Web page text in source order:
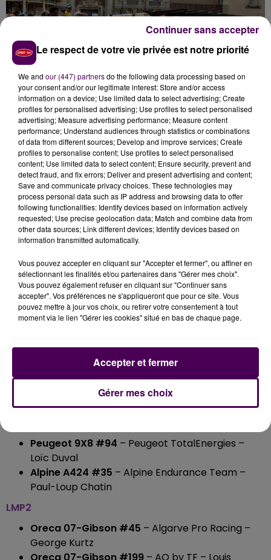
DIX-NEUF VOITURES VISIBLES SUR LE
ROULAGE
Porsche 963 #5– Porsche Penske Motorsport –
Nico Müller
Toyota GR010 Hybrid #7– Toyota Gazoo Racing
– Kamui Kobayashi
– Aston Martin Thor
Cadillac V-Series.R #12 – Cadillac Hertz Team
Jota – Sébastien Bourdais
BMW M Hybrid V8 #20
Giovinazzi
Peugeot 9X8 #94 – Peugeot TotalEnergies –
Loïc Duval
Alpine A424 #35 – Alpine Endurance Team –
Paul-Loup Chatin
LMP2
Oreca 07-Gibson #45 – Algarve Pro Racing –
George Kurtz
Le respect de votre vie privée est notre priorité
We and our (447) partnersdo the following data processing based on
your consent and/or our legitimate interest: Store and/or access
information on a device; Use limited data to select advertising; Create
profiles for personalised advertising; Use profiles to select personalised
advertising; Measure advertising performance; Measure content
performance; Understand audiences through statistics or combinations
of data from different sources; Develop and improve services; Create
profiles to personalise content; Use profiles to select personalised
content; Use limited data to select content; Ensure security, prevent and
detect fraud, and fix errors; Deliver and present advertising and content;
Save and communicate privacy choices. These technologies may
process personal data such as IP address and browsing data to offer
following functionalities: Identify devices based on information actively
requested; Use precise geolocation data; Match and combine data from
other data sources; Link different devices; Identify devices based on
information transmitted automatically.
Vous pouvez accepter en cliquant sur "Accepter et fermer", ou affiner en
sélectionnant les finalités et/ou partenaires dans "Gérer mes choix".
Vous pouvez également refuser en cliquant sur "Continuer sans
accepter". Vos préférences ne s'appliqueront que pour ce site. Vous
pouvez mettre à jour vos choix, ou retirer votre consentement à tout
moment via le lien "Gérer les cookies" situé en bas de chaque page.
Gérer mes choix
Accepter et fermer
Continuer sans accepter